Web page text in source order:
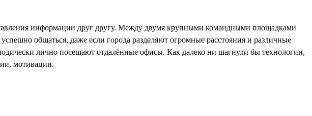
информации друг другу. Между двумя крупными командными площадками
общаться, даже если города разделяют огромные расстояния и различные
лично посещают отдалённые офисы. Как далеко ни шагнули бы технологии,
мотивации.